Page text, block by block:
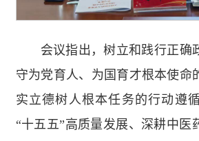
会议指出，树立和践行正确
守为党育人、为国育才根本使命
实立德树人根本任务的行动遵
“十五五”高质量发展、深耕中医